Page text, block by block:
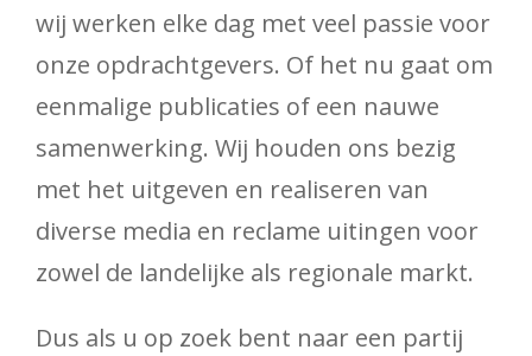
wij werken elke dag met veel passie voor
onze opdrachtgevers. Of het nu gaat om
eenmalige publicaties of een nauwe
samenwerking. Wij houden ons bezig
met het uitgeven en realiseren van
diverse media en reclame uitingen voor
zowel de landelijke als regionale markt.
Dus als u op zoek bent naar een partij